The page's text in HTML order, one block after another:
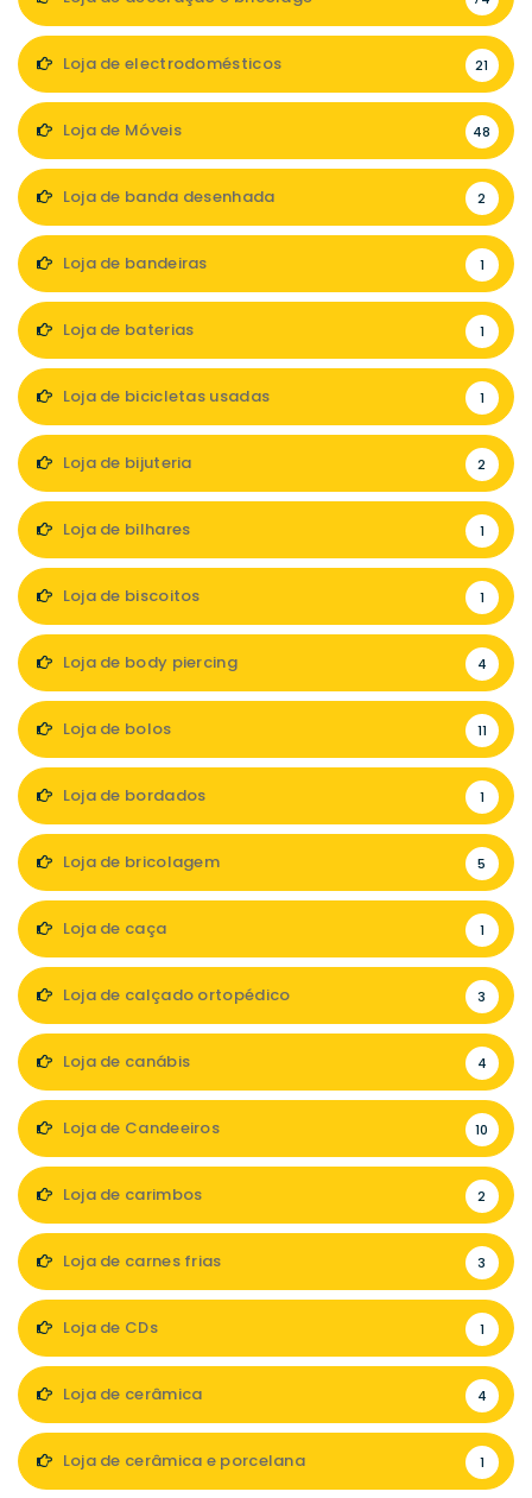
Loja de electrodomésticos 21
Loja de Móveis 48
Loja de banda desenhada 2
Loja de bandeiras 1
Loja de baterias 1
Loja de bicicletas usadas 1
Loja de bijuteria 2
Loja de bilhares 1
Loja de biscoitos 1
Loja de body piercing 4
Loja de bolos 11
Loja de bordados 1
Loja de bricolagem 5
Loja de caça 1
Loja de calçado ortopédico 3
Loja de canábis 4
Loja de Candeeiros 10
Loja de carimbos 2
Loja de carnes frias 3
Loja de CDs 1
Loja de cerâmica 4
Loja de cerâmica e porcelana 1